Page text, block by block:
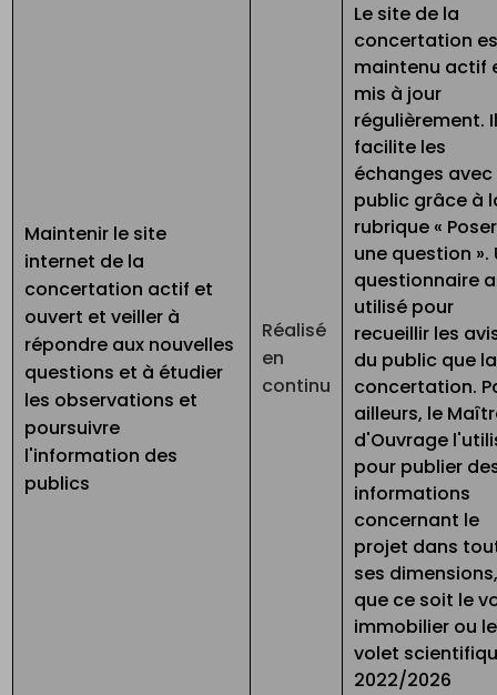
Maintenir le site
internet de la
concertation actif et
ouvert et veiller à
répondre aux nouvelles
questions et à étudier
les observations et
poursuivre
l'information des
publics
Réalisé
en
continu
Le site de la
concertation
maintenu actif
mis à jour
régulièrement.
facilite les
échanges avec
public grâce à
rubrique « Poser
une question ».
questionnaire a
utilisé pour
recueillir les
du public que la
concertation.
ailleurs, le
d'Ouvrage
pour publier
informations
concernant le
projet dans
ses
que ce soit le
immobilier ou le
volet
2022/2026